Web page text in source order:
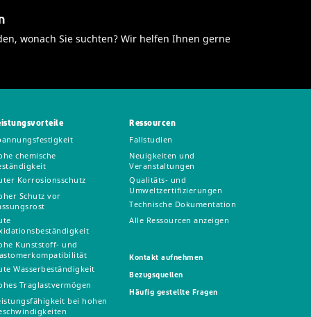
Führungen
Wasserbeständigkeit;
Weiter
Temperaturbereich
Gute
Klebkraft und
Weiter
Temperaturbereich
wonach Sie suchten? Wir helfen Ihnen gerne
chemische
Korrosionsschutz
Schutz vor
Kunststoff- und
Wasserbeständigkeit
Traglastvermögen
bei hohen
Ressourcen
Fallstudien
Neuigkeiten und
Veranstaltungen
Qualitäts- und
Umweltzertifizierungen
Technische Dokumentation
Alle Ressourcen anzeigen
Kontakt aufnehmen
Bezugsquellen
Häufig gestellte Fragen